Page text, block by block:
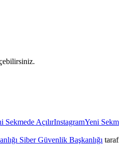
Sekmede AçılırInstagramYeni
Siber Güvenlik Başkanlığı